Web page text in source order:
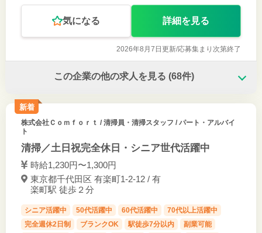
気になる 詳細を見る
2026年8月7日更新/応募集まり次第終了
この企業の他の求人を見る (68件)
新着
株式会社Ｃｏｍｆｏｒｔ / 清掃員・清掃スタッフ / パート・アルバイ
ト
清掃／土日祝完全休日・シニア世代活躍中
時給1,230円〜1,300円
東京都千代田区 有楽町1-2-12 / 有
楽町駅 徒歩２分
シニア活躍中 50代活躍中 60代活躍中
70代以上活躍中
完全週休2日制
ブランクOK 駅徒歩7分以内
副業可能